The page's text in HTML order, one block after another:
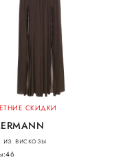
СКИДКИ
из вискозы
46